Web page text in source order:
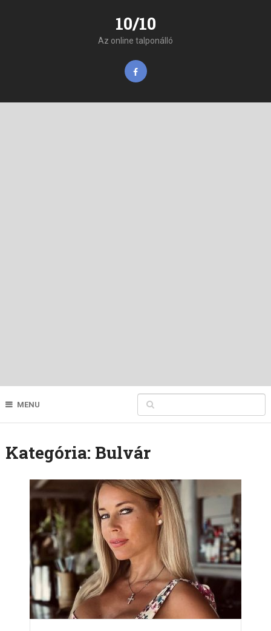
10/10
Az online talponálló
MENU
Kategória: Bulvár